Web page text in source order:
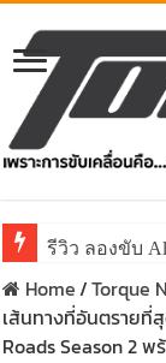
รีวิว ลองขับ
คาราวาน
Home/Torque
เส้นทางที่อันตรายที่
Roads Season 2 พ